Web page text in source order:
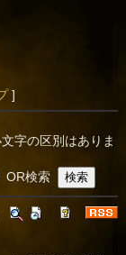
]
字の区別はありま
OR検索